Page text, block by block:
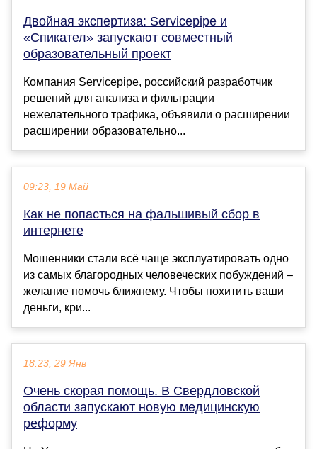
Двойная экспертиза: Servicepipe и
«Спикател» запускают совместный
образовательный проект
Компания Servicepipe, российский разработчик
решений для анализа и фильтрации
нежелательного трафика, объявили о расширении
расширении образовательно...
09:23, 19 Май
Как не попасться на фальшивый сбор в
интернете
Мошенники стали всё чаще эксплуатировать одно
из самых благородных человеческих побуждений –
желание помочь ближнему. Чтобы похитить ваши
деньги, кри...
18:23, 29 Янв
Очень скорая помощь. В Свердловской
области запускают новую медицинскую
реформу